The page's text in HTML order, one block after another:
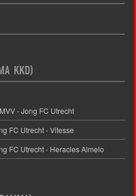
KKD)
- Jong FC Utrecht
FC Utrecht - Vitesse
FC Utrecht - Heracles Almelo